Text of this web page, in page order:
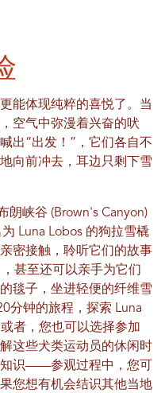
能体现纯粹的喜悦了。当
空气中弥漫着兴奋的吠
出“出发！”，它们各自不
向前冲去，耳边只剩下雪
朗峡谷 (Brown's Canyon)
Luna Lobos 的狗拉雪橇
密接触，聆听它们的故事
甚至还可以亲手为它们
毯子，坐进轻便的纤维雪
分钟的旅程，探索 Luna
者，您也可以选择参加
这些犬类运动员的休闲时
识——参观过程中，您可
您想有机会结识其他当地